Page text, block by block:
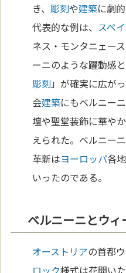
き、 彫刻や建築に劇
代表的な例は、 スペ
ネス・モンタニェー
ーニのような躍動感と
彫刻 」が確実に広が
会建築にもベルニー
壇や聖堂装飾に華や
えられた。ベルニー
革新はヨーロッパ各
いったのである。
ベルニーニとウ
オーストリアの首都